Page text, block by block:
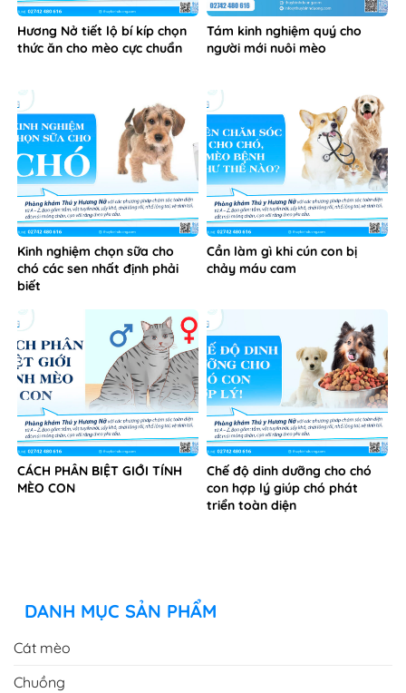
Hương Nở tiết lộ bí kíp chọn
thức ăn cho mèo cực chuẩn
Tám kinh nghiệm quý cho
người mới nuôi mèo
Kinh nghiệm chọn sữa cho
chó các sen nhất định phải
biết
Cần làm gì khi cún con bị
chảy máu cam
CÁCH PHÂN BIỆT GIỚI TÍNH
MÈO CON
Chế độ dinh dưỡng cho chó
con hợp lý giúp chó phát
triển toàn diện
DANH MỤC SẢN PHẨM
Cát mèo
Chuồng